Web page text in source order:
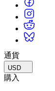
詳しく見る
発見され、モ
ストアとD2C
収益化
自動車
イノベーショ
すべての業界
ベストプラク
専門家のヒン
デモ
デモ、サンプ
すべてのリソ
新機能
学生向け
キャリアをス
教育を大幅に
教育機関向け
通貨
USD
購入